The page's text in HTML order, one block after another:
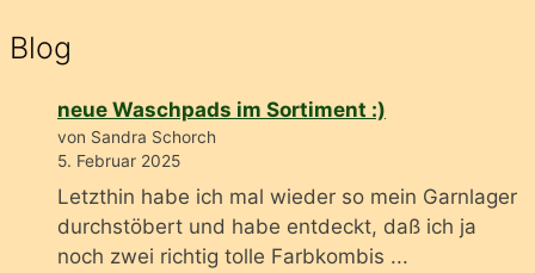
Blog
neue Waschpads im Sortiment :)
von Sandra Schorch
5. Februar 2025
Letzthin habe ich mal wieder so mein Garnlager
durchstöbert und habe entdeckt, daß ich ja
noch zwei richtig tolle Farbkombis ...